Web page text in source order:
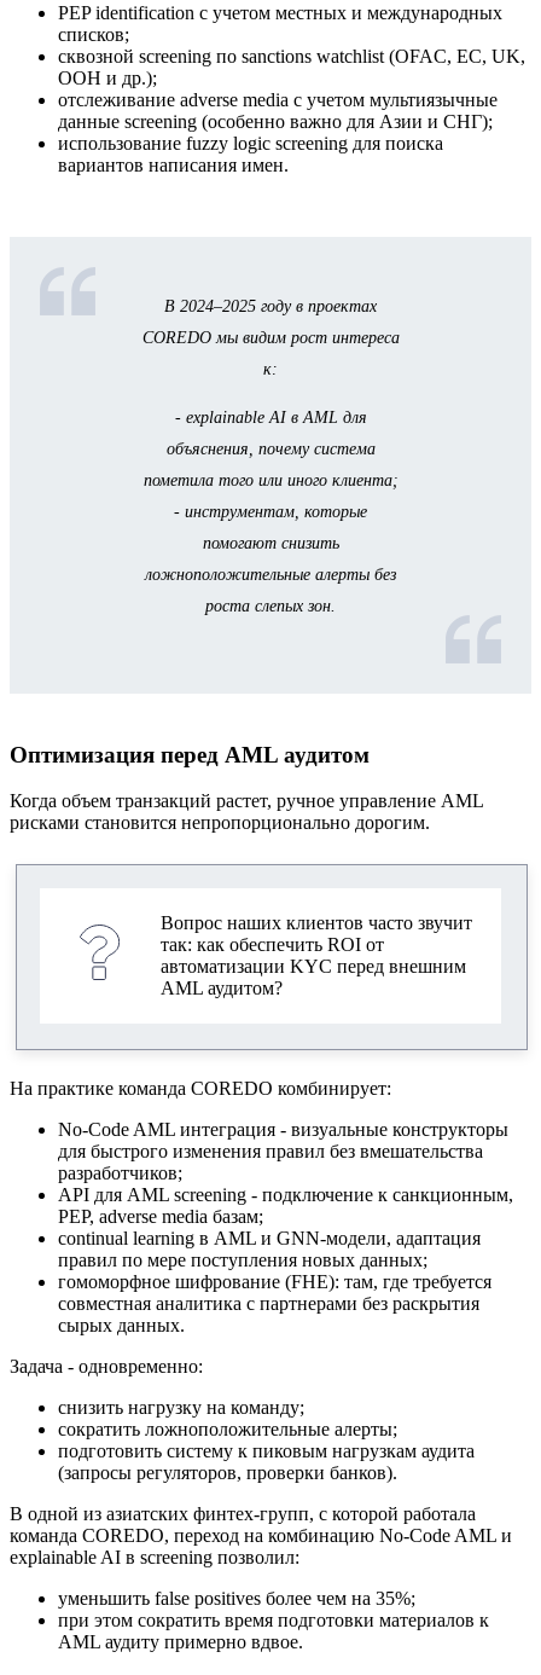
PEP identification с учетом местных и международных
списков;
сквозной screening по sanctions watchlist (OFAC, ЕС, UK,
OОН и др.);
отслеживание adverse media с учетом мультиязычные
данные screening (особенно важно для Азии и СНГ);
использование fuzzy logic screening для поиска
вариантов написания имен.
В 2024–2025 году в проектах
COREDO мы видим рост интереса
к:
- explainable AI в AML для
объяснения, почему система
пометила того или иного клиента;
- инструментам, которые
помогают снизить
ложноположительные алерты без
роста слепых зон.
Оптимизация перед AML аудитом
Когда объем транзакций растет, ручное управление AML
рисками становится непропорционально дорогим.
Вопрос наших клиентов часто звучит
так: как обеспечить ROI от
автоматизации KYC перед внешним
AML аудитом?
На практике команда COREDO комбинирует:
No-Code AML интеграция - визуальные конструкторы
для быстрого изменения правил без вмешательства
разработчиков;
API для AML screening - подключение к санкционным,
PEP, adverse media базам;
continual learning в AML и GNN-модели, адаптация
правил по мере поступления новых данных;
гомоморфное шифрование (FHE): там, где требуется
совместная аналитика с партнерами без раскрытия
сырых данных.
Задача - одновременно:
снизить нагрузку на команду;
сократить ложноположительные алерты;
подготовить систему к пиковым нагрузкам аудита
(запросы регуляторов, проверки банков).
В одной из азиатских финтех-групп, с которой работала
команда COREDO, переход на комбинацию No-Code AML и
explainable AI в screening позволил:
уменьшить false positives более чем на 35%;
при этом сократить время подготовки материалов к
AML аудиту примерно вдвое.